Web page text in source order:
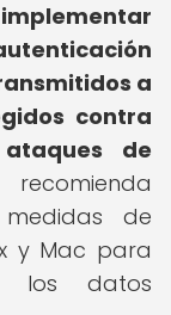
a
contra
de
de
y Mac para
los datos